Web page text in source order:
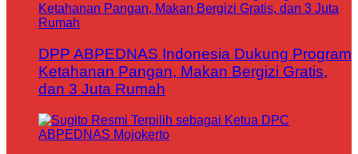
DPP ABPEDNAS Indonesia Dukung Program
Ketahanan Pangan, Makan Bergizi Gratis,
dan 3 Juta Rumah